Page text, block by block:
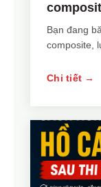
Bạn đang
composite,
Chi tiết →